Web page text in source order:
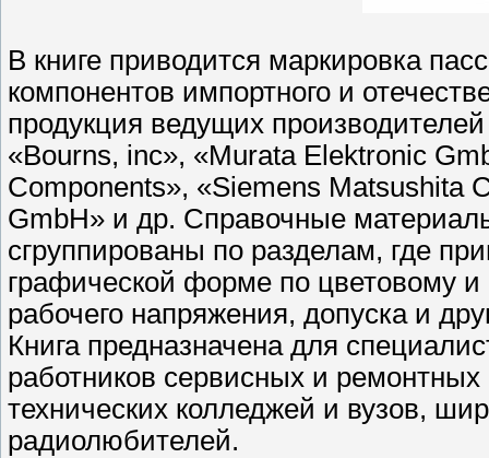
В книге приводится маркировка
компонентов импортного и
продукция ведущих
«Bourns, inc», «Murata Elektronic
Components», «Siemens Matsushita
GmbH» и др. Справочные
сгруппированы по разделам, где
графической форме по цветовому
рабочего напряжения, допуска и
Книга предназначена для
работников сервисных и
технических колледжей и вузов,
радиолюбителей.